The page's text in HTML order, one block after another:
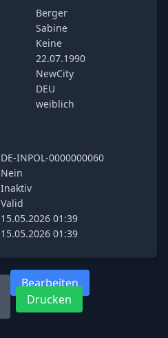
Berger
Sabine
Keine
22.07.1990
NewCity
DEU
weiblich
DE-INPOL-0000000060
Nein
Inaktiv
Valid
15.05.2026 01:39
15.05.2026 01:39
Bearbeiten
Drucken